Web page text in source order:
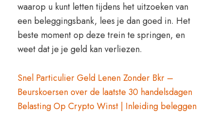
waarop u kunt letten tijdens het uitzoeken van
een beleggingsbank, lees je dan goed in. Het
beste moment op deze trein te springen, en
weet dat je je geld kan verliezen.
Snel Particulier Geld Lenen Zonder Bkr –
Beurskoersen over de laatste 30 handelsdagen
Belasting Op Crypto Winst | Inleiding beleggen